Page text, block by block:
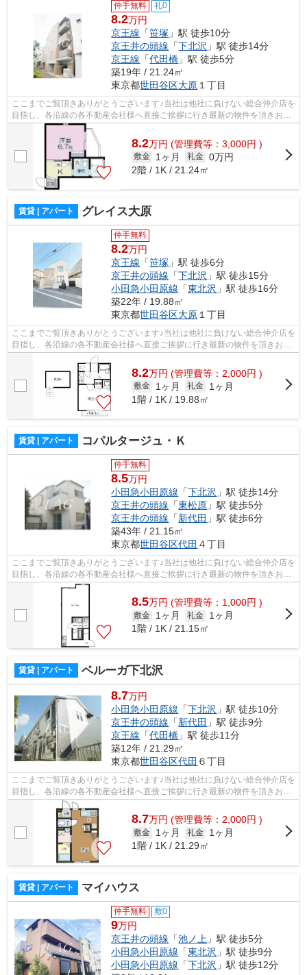
仲手無料 礼0
8.2万円
京王線 「笹塚 」駅 徒歩10分
京王井の頭線 「下北沢 」駅 徒歩14分
京王線 「代田橋 」駅 徒歩5分
築19年 / 21.24㎡
東京都世田谷区大原１丁目
ここまでご覧頂きありがとうございます♪当社は他社に負けない総合仲介店を
目指し、各沿線の各不動産会社様へ直接ご挨拶に行き最新の物件を頂きお客
様へ提供しております！最新の情報は...
8.2万円 (管理費等：3,000円 )
敷金 1ヶ月 礼金 0万円
2階 / 1K / 21.24㎡
賃貸 | アパート グレイス大原
仲手無料
8.2万円
京王線 「笹塚 」駅 徒歩6分
京王井の頭線 「下北沢 」駅 徒歩15分
小田急小田原線 「東北沢 」駅 徒歩16分
築22年 / 19.88㎡
東京都世田谷区大原 １丁目
ここまでご覧頂きありがとうございます♪当社は他社に負けない総合仲介店を
目指し、各沿線の各不動産会社様へ直接ご挨拶に行き最新の物件を頂きお客
様へ提供しております！最新の情報は...
8.2万円 (管理費等：2,000円 )
敷金 1ヶ月 礼金
1ヶ月
1階 / 1K / 19.88㎡
賃貸 | アパート コパルタージュ・Ｋ
仲手無料
8.5万円
小田急小田原線 「下北沢 」駅 徒歩14分
京王井の頭線 「東松原 」駅 徒歩5分
京王井の頭線 「新代田 」駅 徒歩6分
築43年 / 21.15㎡
東京都世田谷区代田 ４丁目
ここまでご覧頂きありがとうございます♪当社は他社に負けない総合仲介店を
目指し、各沿線の各不動産会社様へ直接ご挨拶に行き最新の物件を頂きお客
様へ提供しております！最新の情報は...
8.5万円 (管理費等：1,000円 )
敷金 1ヶ月 礼金
1ヶ月
1階 / 1K / 21.15㎡
賃貸 | アパート ベルーガ下北沢
8.7万円
小田急小田原線 「下北沢 」駅 徒歩10分
京王井の頭線 「新代田 」駅 徒歩9分
京王線 「代田橋 」駅 徒歩11分
築12年 / 21.29㎡
東京都世田谷区代田 ６丁目
ここまでご覧頂きありがとうございます♪当社は他社に負けない総合仲介店を
目指し、各沿線の各不動産会社様へ直接ご挨拶に行き最新の物件を頂きお客
様へ提供しております！最新の情報は...
8.7万円 (管理費等：2,000円 )
敷金 1ヶ月 礼金
1ヶ月
1階 / 1K / 21.29㎡
賃貸 | アパート マイハウス
仲手無料 敷0
9万円
京王井の頭線 「池ノ上 」駅 徒歩5分
小田急小田原線 「東北沢 」駅 徒歩9分
小田急小田原線 「下北沢 」駅 徒歩12分